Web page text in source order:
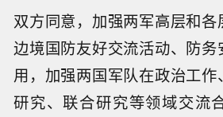
双方同意，加强两军高层和
边境国防友好交流活动、防
用，加强两国军队在政治工
研究、联合研究等领域交流